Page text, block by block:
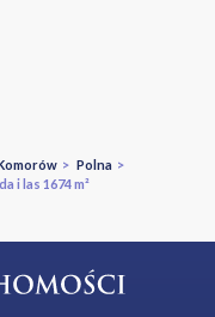
> Polna >
i las 1674 m²